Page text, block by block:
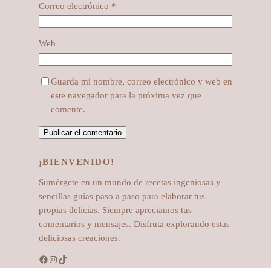
Correo electrónico *
Web
Guarda mi nombre, correo electrónico y web en
este navegador para la próxima vez que
comente.
¡BIENVENIDO!
Sumérgete en un mundo de recetas ingeniosas y
sencillas guías paso a paso para elaborar tus
propias delicias. Siempre apreciamos tus
comentarios y mensajes. Disfruta explorando estas
deliciosas creaciones.
Facebook Instagram TikTok